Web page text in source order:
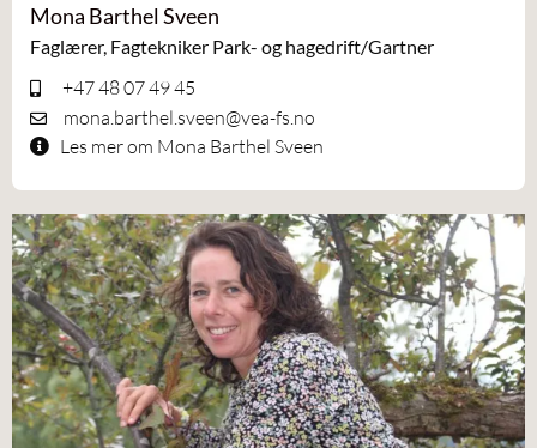
Mona Barthel Sveen
Faglærer, Fagtekniker Park- og hagedrift/Gartner
+47 48 07 49 45
mona.barthel.sveen@vea-fs.no
Les mer om Mona Barthel Sveen